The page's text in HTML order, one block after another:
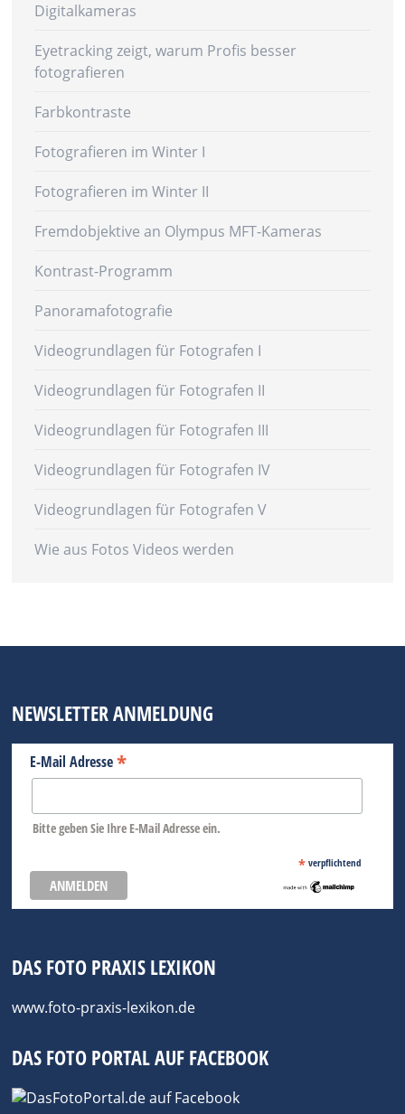
Digitalkameras
Eyetracking zeigt, warum Profis besser
fotografieren
Farbkontraste
Fotografieren im Winter I
Fotografieren im Winter II
Fremdobjektive an Olympus MFT-Kameras
Kontrast-Programm
Panoramafotografie
Videogrundlagen für Fotografen I
Videogrundlagen für Fotografen II
Videogrundlagen für Fotografen III
Videogrundlagen für Fotografen IV
Videogrundlagen für Fotografen V
Wie aus Fotos Videos werden
NEWSLETTER ANMELDUNG
E-Mail Adresse*
Bitte geben Sie Ihre E-Mail Adresse ein.
* verpflichtend
DAS FOTO PRAXIS LEXIKON
www.foto-praxis-lexikon.de
DAS FOTO PORTAL AUF FACEBOOK